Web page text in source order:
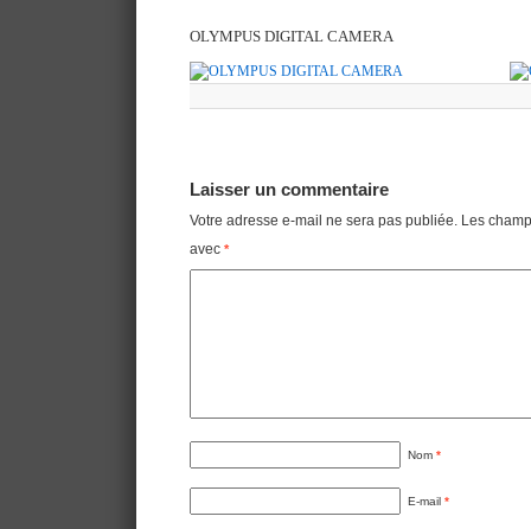
OLYMPUS DIGITAL CAMERA
Laisser un commentaire
Votre adresse e-mail ne sera pas publiée. Les
avec *
Nom *
E-mail *